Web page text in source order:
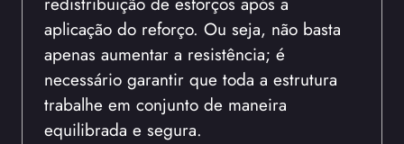
aplicação do reforço. Ou seja, não basta
apenas aumentar a resistência; é
necessário garantir que toda a estrutura
trabalhe em conjunto de maneira
equilibrada e segura.